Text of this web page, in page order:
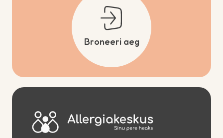
Broneeri aeg